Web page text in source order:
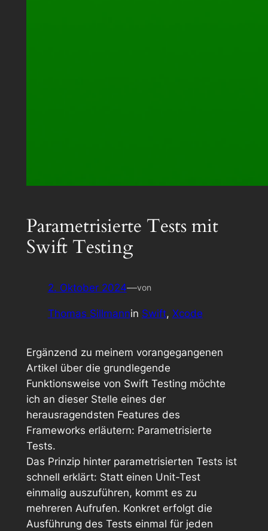
Parametrisierte Tests mit
Swift Testing
2. Oktober 2024—von
Thomas Sillmannin Swift, Xcode
Ergänzend zu meinem vorangegangenen
Artikel über die grundlegende
Funktionsweise von Swift Testing möchte
ich an dieser Stelle eines der
herausragendsten Features des
Frameworks erläutern: Parametrisierte
Tests.
Das Prinzip hinter parametrisierten Tests ist
schnell erklärt: Statt einen Unit-Test
einmalig auszuführen, kommt es zu
mehreren Aufrufen. Konkret erfolgt die
Ausführung des Tests einmal für jeden